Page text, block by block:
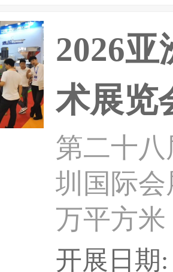
2026
术展览
第二十八
圳国际
万平方
00余家
开展日期